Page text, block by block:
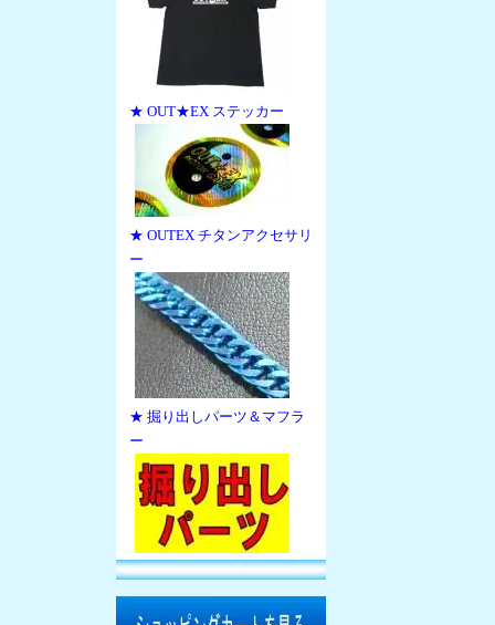
★ OUT★EX ステッカー
★ OUTEX チタンアクセサリ
ー
★ 掘り出しパーツ＆マフラ
ー